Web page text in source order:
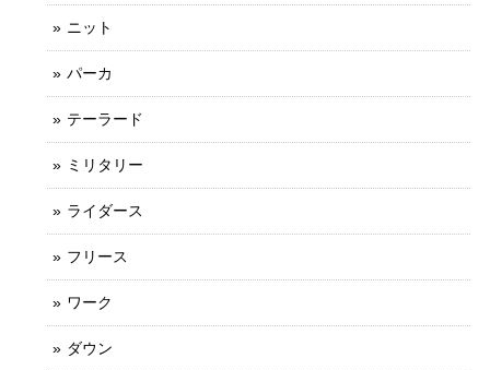
ニット
パーカ
テーラード
ミリタリー
ライダース
フリース
ワーク
ダウン